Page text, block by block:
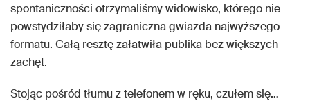
spontaniczności otrzymaliśmy widowisko, którego nie
powstydziłaby się zagraniczna gwiazda najwyższego
formatu. Całą resztę załatwiła publika bez większych
zachęt.
Stojąc pośród tłumu z telefonem w ręku, czułem się…